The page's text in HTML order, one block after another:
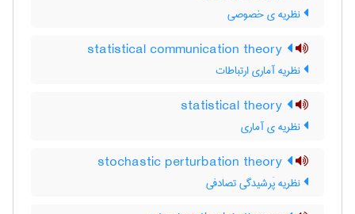
نظریه ی خصوصی
نظریه آماری ارتباطات
نظریه ی آماری
نظریه پَرشیدگی تصادفی